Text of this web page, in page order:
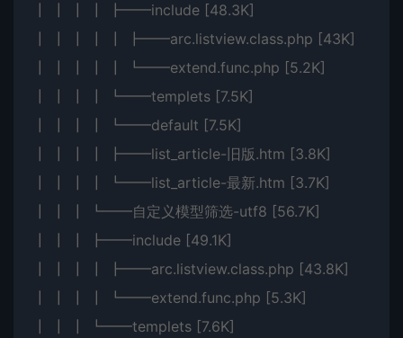
┃ ┃ ┃ ┃ ┣━━include [48.3K]
┃ ┃ ┃ ┃ ┃ ┣━━arc.listview.class.php [43K]
┃ ┃ ┃ ┃ ┃ ┗━━extend.func.php [5.2K]
┃ ┃ ┃ ┃ ┗━━templets [7.5K]
┃ ┃ ┃ ┃ ┗━━default [7.5K]
┃ ┃ ┃ ┃ ┣━━list_article-旧版.htm [3.8K]
┃ ┃ ┃ ┃ ┗━━list_article-最新.htm [3.7K]
┃ ┃ ┃ ┗━━自定义模型筛选-utf8 [56.7K]
┃ ┃ ┃ ┣━━include [49.1K]
┃ ┃ ┃ ┃ ┣━━arc.listview.class.php [43.8K]
┃ ┃ ┃ ┃ ┗━━extend.func.php [5.3K]
┃ ┃ ┃ ┗━━templets [7.6K]